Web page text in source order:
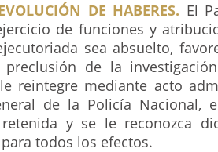
DE HABERES. El
de funciones y
sea absuelto,
preclusión de la
reintegre mediante acto
de la Policía Nacional,
retenida y se le reconozca
todos los efectos.